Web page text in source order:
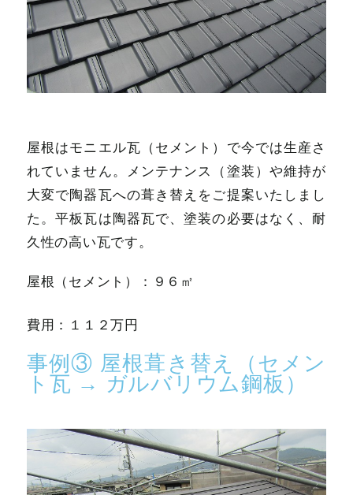
屋根はモニエル瓦（セメント）で今では生産さ
れていません。メンテナンス（塗装）や維持が
大変で陶器瓦への葺き替えをご提案いたしまし
た。平板瓦は陶器瓦で、塗装の必要はなく、耐
久性の高い瓦です。
屋根（セメント）：９６㎡
費用：１１２万円
事例③ 屋根葺き替え（セメン
ト瓦 → ガルバリウム鋼板）